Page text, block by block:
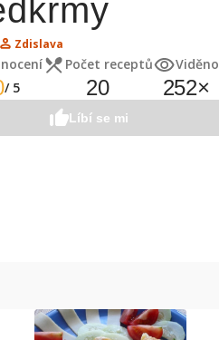
Zdislava
/ 5
Počet receptů
20
Viděno
252×
Líbí se mi